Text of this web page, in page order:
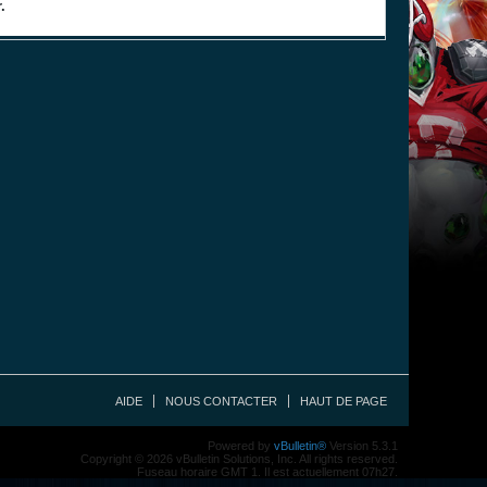
AIDE NOUS CONTACTER HAUT DE PAGE
Powered by vBulletin® Version 5.3.1
Copyright © 2026 vBulletin Solutions, Inc. All rights reserved.
Fuseau horaire GMT 1. Il est actuellement 07h27.